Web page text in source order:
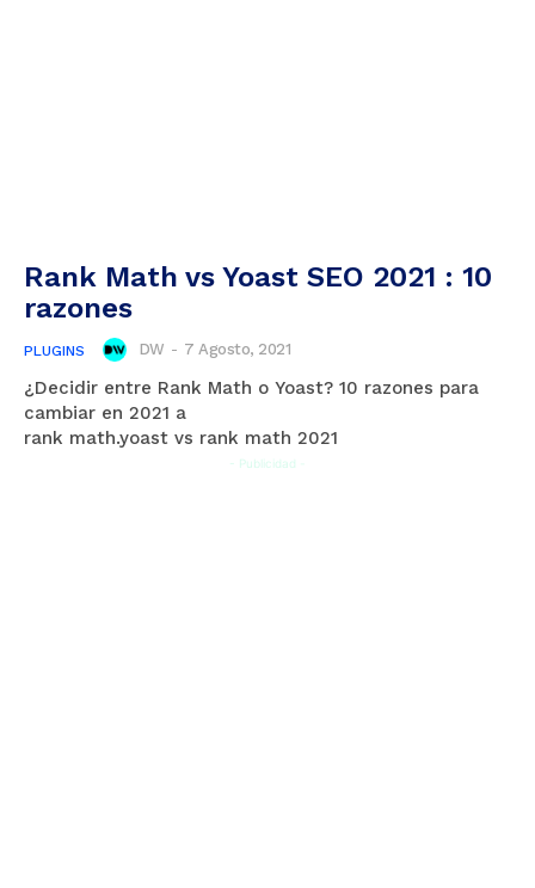
Rank Math vs Yoast SEO 2021 : 10
razones
PLUGINS DW - 7 Agosto, 2021
¿Decidir entre Rank Math o Yoast? 10 razones para
cambiar en 2021 a
rank math.yoast vs rank math 2021
- Publicidad -